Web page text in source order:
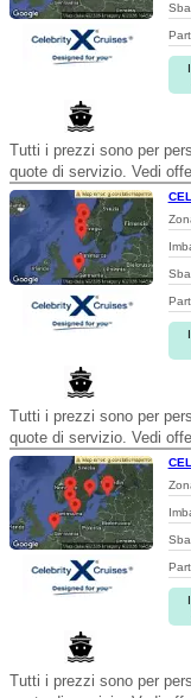
Tutti i prezzi sono per
quote di servizio. Vedi
Tutti i prezzi sono per
quote di servizio. Vedi
Tutti i prezzi sono per